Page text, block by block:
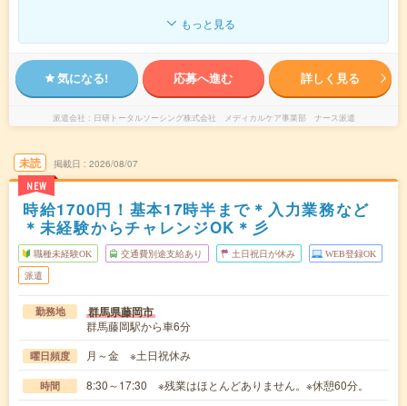
もっと見る
気になる! 応募へ進む 詳しく見る
派遣会社 日研トータルソーシング株式会社 メディカルケア事業部 ナース派遣
未読
NEW
掲載日 2026/08/07
時給1700円！基本17時半まで＊入力業務など
＊未経験からチャレンジOK＊彡
職種未経験OK 交通費別途支給あり 土日祝日が休み WEB登録OK
派遣
勤務地 群馬県藤岡市
群馬藤岡駅から車6分
曜日頻度 月～金 ※土日祝休み
時間 8:30～17:30 ※残業はほとんどありません。※休憩60分。